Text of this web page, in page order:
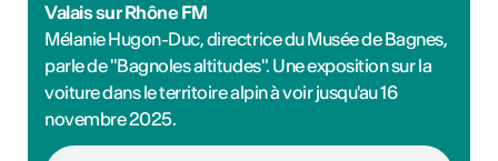
Expositions à ciel
ouvert en Valais
Valais sur Rhône FM
Mélanie Hugon-Duc, directrice du Musée de Bagnes,
parle de "Bagnoles altitudes". Une exposition sur la
voiture dans le territoire alpin à voir jusqu'au 16
novembre 2025.